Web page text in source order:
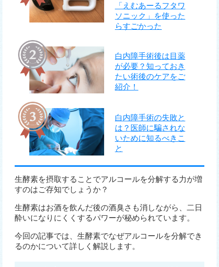
「えむあーるフタワ
ソニック」を使った
らすごかった
白内障手術後は目薬
が必要？知っておき
たい術後のケアをご
紹介！
白内障手術の失敗と
は？医師に騙されな
いために知るべきこ
と
生酵素を摂取することでアルコールを分解する力が増
すのはご存知でしょうか？
生酵素はお酒を飲んだ後の酒臭さも消しながら、二日
酔いになりにくくするパワーが秘められています。
今回の記事では、生酵素でなぜアルコールを分解でき
るのかについて詳しく解説します。